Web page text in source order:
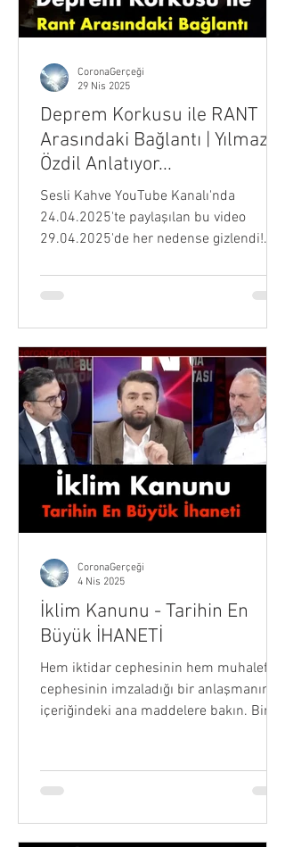
Deprem Korkusu ile RANT
Arasındaki Bağlantı | Yılmaz
Özdil Anlatıyor...
Sesli Kahve YouTube Kanalı'nda
24.04.2025'te paylaşılan bu video
29.04.2025'de her nedense gizlendi!
CoronaGerçeği
29 Nis 2025
İklim Kanunu - Tarihin En
Büyük İHANETİ
Hem iktidar cephesinin hem muhalefet
cephesinin imzaladığı bir anlaşmanın
içeriğindeki ana maddelere bakın. Bir,
CoronaGerçeği
4 Nis 2025